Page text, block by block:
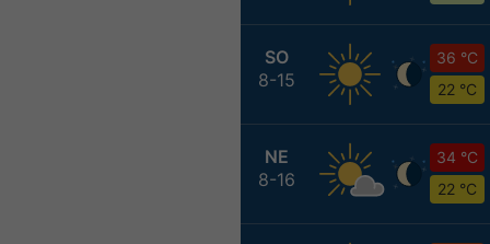
SO
8-15
36 °C
22 °C
NE
8-16
34 °C
22 °C